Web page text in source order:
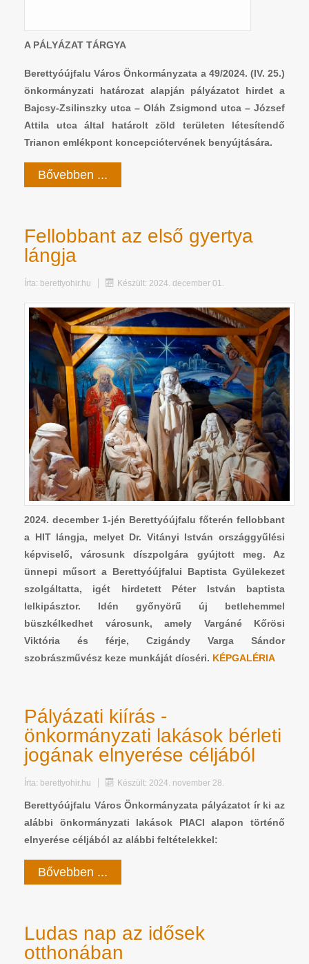
A PÁLYÁZAT TÁRGYA
Berettyóújfalu Város Önkormányzata a 49/2024. (IV. 25.)
önkormányzati határozat alapján pályázatot hirdet a
Bajcsy-Zsilinszky utca – Oláh Zsigmond utca – József
Attila utca által határolt zöld területen létesítendő
Trianon emlékpont koncepciótervének benyújtására.
Bővebben ...
Fellobbant az első gyertya
lángja
Írta: berettyohir.hu Készült: 2024. december 01.
2024. december 1-jén Berettyóújfalu főterén fellobbant
a HIT lángja, melyet Dr. Vitányi István országgyűlési
képviselő, városunk díszpolgára gyújtott meg. Az
ünnepi műsort a Berettyóújfalui Baptista Gyülekezet
szolgáltatta, igét hirdetett Péter István baptista
lelkipásztor. Idén győnyörű új betlehemmel
büszkélkedhet városunk, amely Vargáné Kőrösi
Viktória és férje, Czigándy Varga Sándor
szobrászművész keze munkáját dícséri. KÉPGALÉRIA
Pályázati kiírás -
önkormányzati lakások bérleti
jogának elnyerése céljából
Írta: berettyohir.hu Készült: 2024. november 28.
Berettyóújfalu Város Önkormányzata pályázatot ír ki az
alábbi önkormányzati lakások PIACI alapon történő
elnyerése céljából az alábbi feltételekkel:
Bővebben ...
Ludas nap az idősek
otthonában